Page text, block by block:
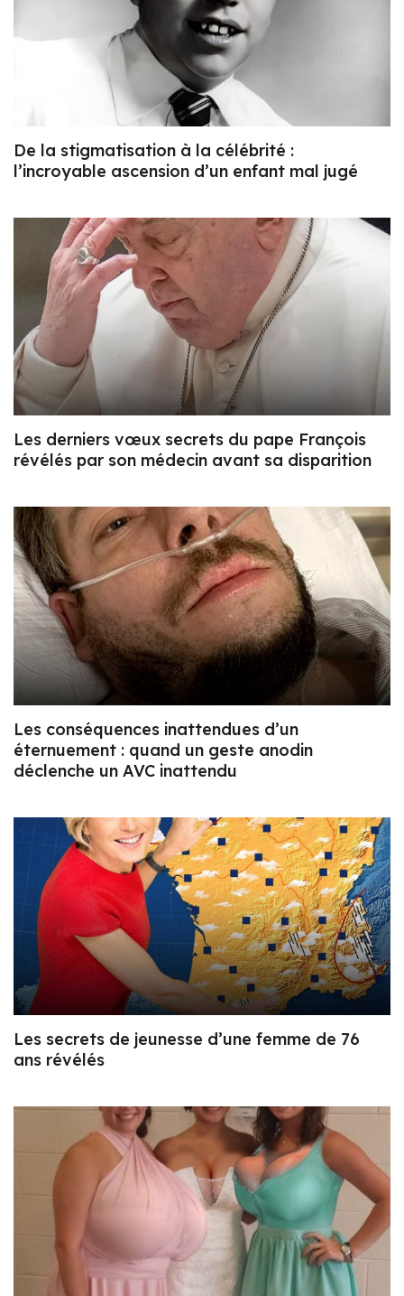
De la stigmatisation à la célébrité :
l’incroyable ascension d’un enfant mal jugé
Les derniers vœux secrets du pape François
révélés par son médecin avant sa disparition
Les conséquences inattendues d’un
éternuement : quand un geste anodin
déclenche un AVC inattendu
Les secrets de jeunesse d’une femme de 76
ans révélés